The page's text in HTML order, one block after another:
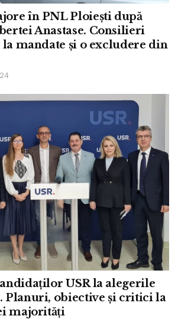
în PNL Ploiești după
Anastase. Consilieri
mandate și o excludere din
USR la alegerile
Planuri, obiective și critici la
majorități